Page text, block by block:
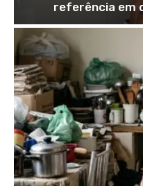
referência em